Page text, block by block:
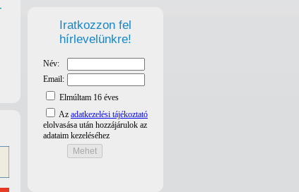
Iratkozzon fel
hírlevelünkre!